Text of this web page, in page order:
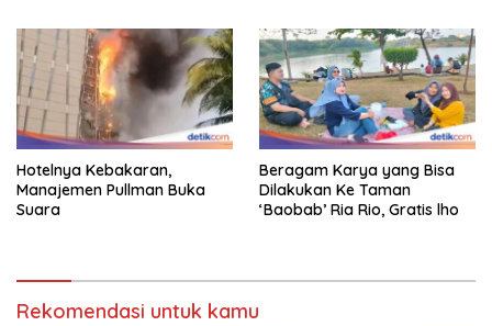
Hotelnya Kebakaran,
Manajemen Pullman Buka
Suara
Beragam Karya yang Bisa
Dilakukan Ke Taman
‘Baobab’ Ria Rio, Gratis lho
Rekomendasi untuk kamu